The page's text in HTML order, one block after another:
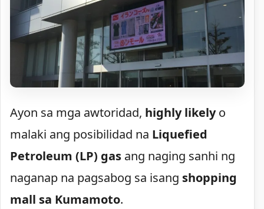
Ayon sa mga awtoridad, highly likelyo
malaki ang posibilidad na Liquefied
Petroleum (LP) gas ang naging sanhi ng
naganap na pagsabog sa isang shopping
mall sa Kumamoto.